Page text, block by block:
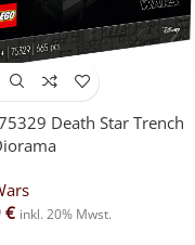
Death Star Trench
€ inkl. 20% Mwst.